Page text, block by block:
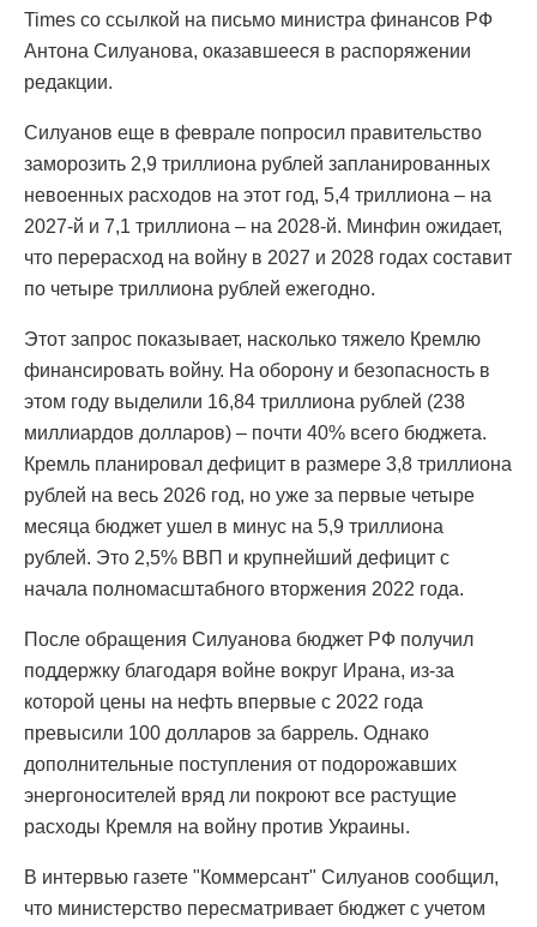
Times со ссылкой на письмо министра финансов РФ
Антона Силуанова, оказавшееся в распоряжении
редакции.
Силуанов еще в феврале попросил правительство
заморозить 2,9 триллиона рублей запланированных
невоенных расходов на этот год, 5,4 триллиона – на
2027-й и 7,1 триллиона – на 2028-й. Минфин ожидает,
что перерасход на войну в 2027 и 2028 годах составит
по четыре триллиона рублей ежегодно.
Этот запрос показывает, насколько тяжело Кремлю
финансировать войну. На оборону и безопасность в
этом году выделили 16,84 триллиона рублей (238
миллиардов долларов) – почти 40% всего бюджета.
Кремль планировал дефицит в размере 3,8 триллиона
рублей на весь 2026 год, но уже за первые четыре
месяца бюджет ушел в минус на 5,9 триллиона
рублей. Это 2,5% ВВП и крупнейший дефицит с
начала полномасштабного вторжения 2022 года.
После обращения Силуанова бюджет РФ получил
поддержку благодаря войне вокруг Ирана, из-за
которой цены на нефть впервые с 2022 года
превысили 100 долларов за баррель. Однако
дополнительные поступления от подорожавших
энергоносителей вряд ли покроют все растущие
расходы Кремля на войну против Украины.
В интервью газете "Коммерсант" Силуанов сообщил,
что министерство пересматривает бюджет с учетом